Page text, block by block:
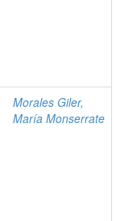
Morales Giler,
María Monserrate